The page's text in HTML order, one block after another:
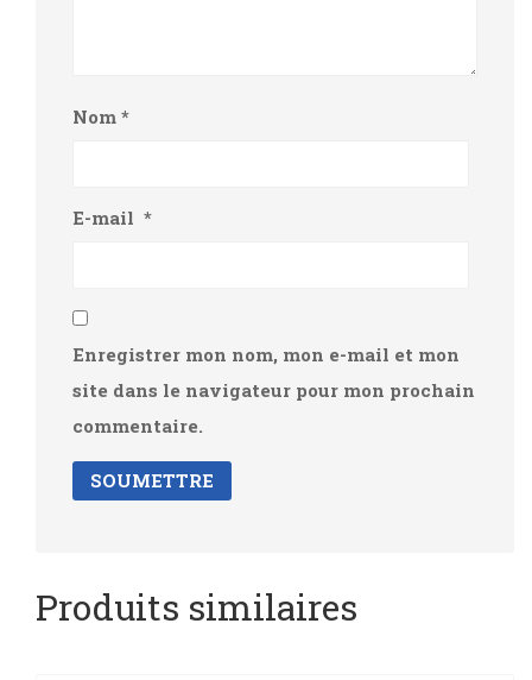
Nom *
E-mail *
Enregistrer mon nom, mon e-mail et mon
site dans le navigateur pour mon prochain
commentaire.
Produits similaires